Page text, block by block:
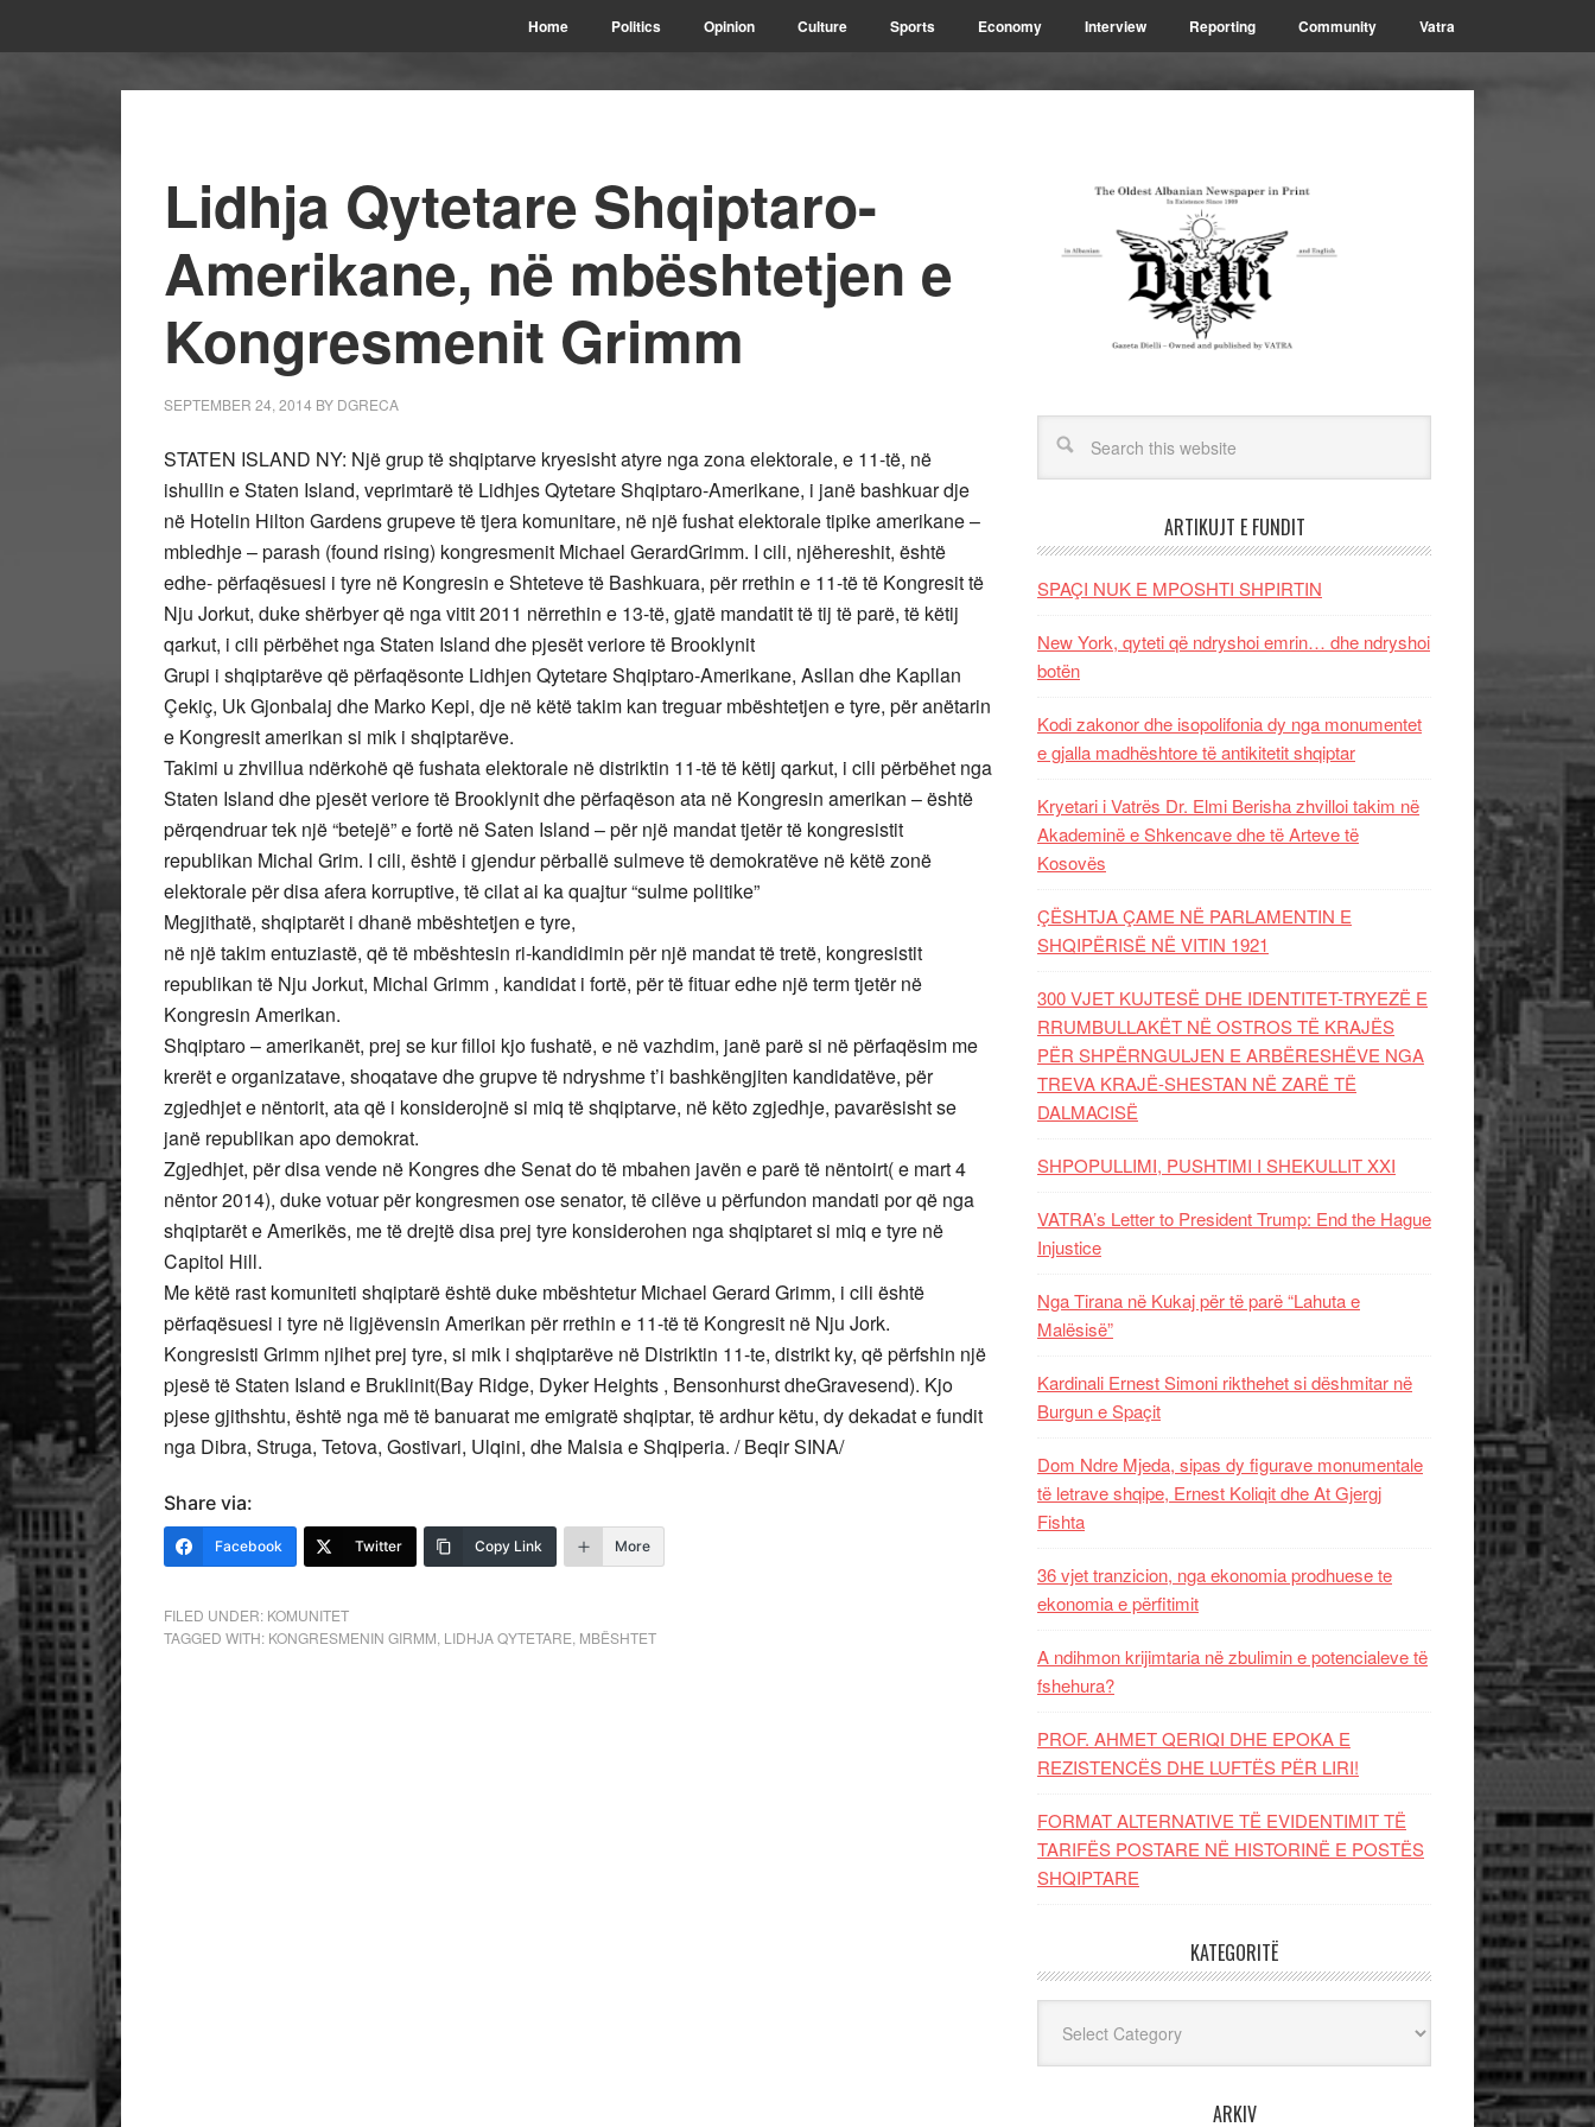
Home Politics Opinion Culture Sports Economy Interview Reporting Community Vatra
Lidhja Qytetare Shqiptaro-
Amerikane, në mbështetjen e
Kongresmenit Grimm
SEPTEMBER 24, 2014 BY DGRECA
STATEN ISLAND NY: Një grup të shqiptarve kryesisht atyre nga zona elektorale, e 11-të, në
ishullin e Staten Island, veprimtarë të Lidhjes Qytetare Shqiptaro-Amerikane, i janë bashkuar dje
në Hotelin Hilton Gardens grupeve të tjera komunitare, në një fushat elektorale tipike amerikane –
mbledhje – parash (found rising) kongresmenit Michael GerardGrimm. I cili, njëhereshit, është
edhe- përfaqësuesi i tyre në Kongresin e Shteteve të Bashkuara, për rrethin e 11-të të Kongresit të
Nju Jorkut, duke shërbyer që nga vitit 2011 nërrethin e 13-të, gjatë mandatit të tij të parë, të këtij
qarkut, i cili përbëhet nga Staten Island dhe pjesët veriore të Brooklynit
Grupi i shqiptarëve që përfaqësonte Lidhjen Qytetare Shqiptaro-Amerikane, Asllan dhe Kapllan
Çekiç, Uk Gjonbalaj dhe Marko Kepi, dje në këtë takim kan treguar mbështetjen e tyre, për anëtarin
e Kongresit amerikan si mik i shqiptarëve.
Takimi u zhvillua ndërkohë që fushata elektorale në distriktin 11-të të këtij qarkut, i cili përbëhet nga
Staten Island dhe pjesët veriore të Brooklynit dhe përfaqëson ata në Kongresin amerikan – është
përqendruar tek një “betejë” e fortë në Saten Island – për një mandat tjetër të kongresistit
republikan Michal Grim. I cili, është i gjendur përballë sulmeve të demokratëve në këtë zonë
elektorale për disa afera korruptive, të cilat ai ka quajtur “sulme politike”
Megjithatë, shqiptarët i dhanë mbështetjen e tyre,
në një takim entuziastë, që të mbështesin ri-kandidimin për një mandat të tretë, kongresistit
republikan të Nju Jorkut, Michal Grimm , kandidat i fortë, për të fituar edhe një term tjetër në
Kongresin Amerikan.
Shqiptaro – amerikanët, prej se kur filloi kjo fushatë, e në vazhdim, janë parë si në përfaqësim me
krerët e organizatave, shoqatave dhe grupve të ndryshme t’i bashkëngjiten kandidatëve, për
zgjedhjet e nëntorit, ata që i konsiderojnë si miq të shqiptarve, në këto zgjedhje, pavarësisht se
janë republikan apo demokrat.
Zgjedhjet, për disa vende në Kongres dhe Senat do të mbahen javën e parë të nëntoirt( e mart 4
nëntor 2014), duke votuar për kongresmen ose senator, të cilëve u përfundon mandati por që nga
shqiptarët e Amerikës, me të drejtë disa prej tyre konsiderohen nga shqiptaret si miq e tyre në
Capitol Hill.
Me këtë rast komuniteti shqiptarë është duke mbështetur Michael Gerard Grimm, i cili është
përfaqësuesi i tyre në ligjëvensin Amerikan për rrethin e 11-të të Kongresit në Nju Jork.
Kongresisti Grimm njihet prej tyre, si mik i shqiptarëve në Distriktin 11-te, distrikt ky, që përfshin një
pjesë të Staten Island e Bruklinit(Bay Ridge, Dyker Heights , Bensonhurst dheGravesend). Kjo
pjese gjithshtu, është nga më të banuarat me emigratë shqiptar, të ardhur këtu, dy dekadat e fundit
nga Dibra, Struga, Tetova, Gostivari, Ulqini, dhe Malsia e Shqiperia. / Beqir SINA/
Share via:
Facebook Twitter Copy Link More
FILED UNDER: KOMUNITET
TAGGED WITH: KONGRESMENIN GIRMM LIDHJA QYTETARE MBËSHTET
ARTIKUJT E FUNDIT
SPAÇI NUK E MPOSHTI SHPIRTIN
New York, qyteti që ndryshoi emrin… dhe ndryshoi
botën
Kodi zakonor dhe isopolifonia dy nga monumentet
e gjalla madhështore të antikitetit shqiptar
Kryetari i Vatrës Dr. Elmi Berisha zhvilloi takim në
Akademinë e Shkencave dhe të Arteve të
Kosovës
ÇËSHTJA ÇAME NË PARLAMENTIN E
SHQIPËRISË NË VITIN 1921
300 VJET KUJTESË DHE IDENTITET-TRYEZË E
RRUMBULLAKËT NË OSTROS TË KRAJËS
PËR SHPËRNGULJEN E ARBËRESHËVE NGA
TREVA KRAJË-SHESTAN NË ZARË TË
DALMACISË
SHPOPULLIMI, PUSHTIMI I SHEKULLIT XXI
VATRA’s Letter to President Trump: End the Hague
Injustice
Nga Tirana në Kukaj për të parë “Lahuta e
Malësisë”
Kardinali Ernest Simoni rikthehet si dëshmitar në
Burgun e Spaçit
Dom Ndre Mjeda, sipas dy figurave monumentale
të letrave shqipe, Ernest Koliqit dhe At Gjergj
Fishta
36 vjet tranzicion, nga ekonomia prodhuese te
ekonomia e përfitimit
A ndihmon krijimtaria në zbulimin e potencialeve të
fshehura?
PROF. AHMET QERIQI DHE EPOKA E
REZISTENCЁS DHE LUFTЁS PЁR LIRI!
FORMAT ALTERNATIVE TË EVIDENTIMIT TË
TARIFËS POSTARE NË HISTORINË E POSTËS
SHQIPTARE
KATEGORITË
ARKIV